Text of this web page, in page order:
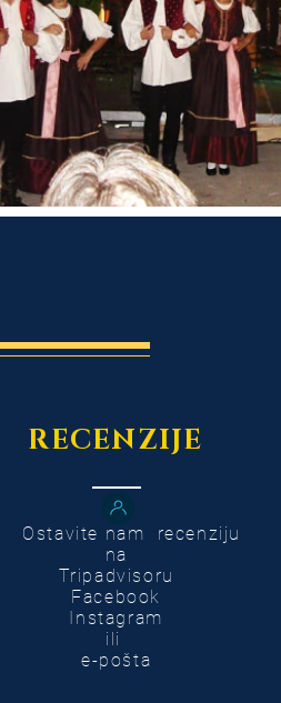
RECENZIJE
Ostavite nam recenziju
na
Tripadvisoru
Facebook
Instagram
ili
e-pošta